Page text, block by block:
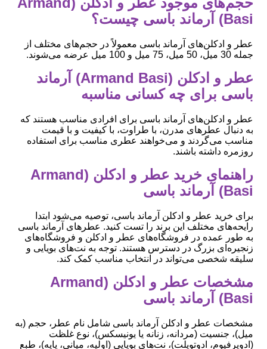
Basi) آرماند باسی چیست؟
عطر و ادکلن‌های آرماند باسی معمولاً در حجم‌های مختلف از
جمله 30 میل، 50 میل، 75 میل و 100 میل عرضه می‌شوند.
عطر و ادکلن (Armand Basi) آرماند
باسی برای چه کسانی مناسبه
عطر و ادکلن‌های آرماند باسی برای افرادی مناسب هستند که
به دنبال عطرهای مدرن، با طراوت، با کیفیت و با قیمت
مناسب می‌گردند و می‌خواهند عطری مناسب برای استفاده
روزمره داشته باشند.
راهنمای خرید عطر و ادکلن (Armand
Basi) آرماند باسی
برای خرید عطر و ادکلن آرماند باسی، توصیه می‌شود ابتدا
رایحه‌های مختلف این برند را تست کنید. عطرهای آرماند باسی
به طور عمده در فروشگاه‌های عطر و ادکلن و فروشگاه‌های
زنجیره‌ای بزرگ در دسترس هستند. توجه به نت‌های بویایی و
سلیقه شخصی می‌تواند در انتخاب مناسب کمک کند.
مشخصات عطر و ادکلن (Armand
Basi) آرماند باسی
مشخصات عطر و ادکلن آرماند باسی شامل نام عطر، حجم (به
میل)، جنسیت (مردانه، زنانه یا یونیسکس)، نوع غلظت
(ادوپرفیوم، ادوتویلت)، نت‌های بویایی (اولیه، میانی، پایه)، طبع